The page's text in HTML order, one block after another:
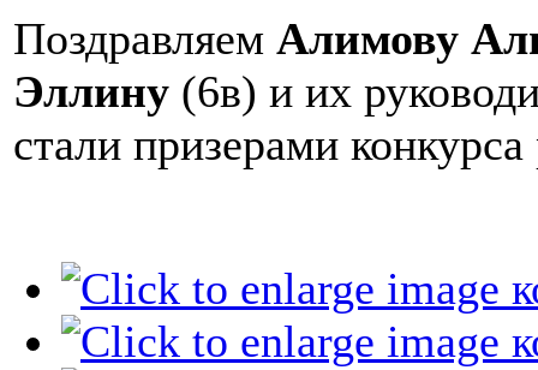
Поздравляем Алимову
Эллину (6в) и их
стали призерами